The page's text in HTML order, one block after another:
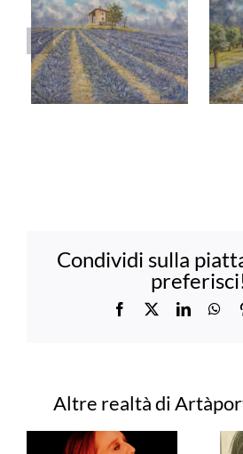
Condividi sulla
Facebook LinkedIn
Progetti correlati